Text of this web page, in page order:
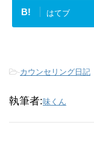
B! はてブ
-カウンセリング日記
執筆者:味くん